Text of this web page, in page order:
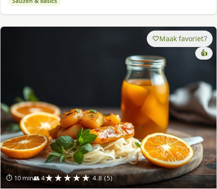
⏱ 10 min👥 4★★★★★ 4.8 (5)
Maak favoriet7
👍